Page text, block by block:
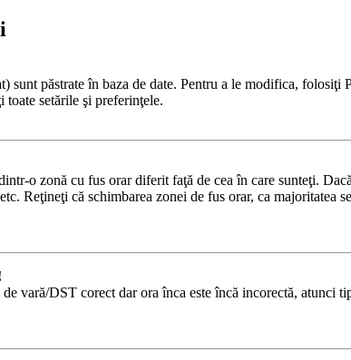
sunt păstrate în baza de date. Pentru a le modifica,
setările şi preferinţele.
o zonă cu fus orar diferit faţă de cea în care sunteţi.
Reţineţi că schimbarea zonei de fus orar, ca majoritatea
vară/DST corect dar ora înca este încă incorectă,